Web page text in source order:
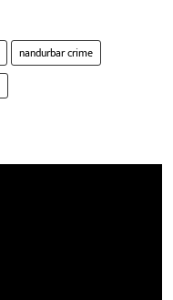
nandurbar crime